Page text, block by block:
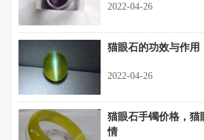
2022-04-26
猫眼石的功效与作用
2022-04-26
猫眼石手镯价格，猫
情